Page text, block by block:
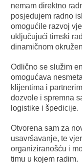
nemam direktno
posjedujem radno
omogućile razvoj
uključujući timski
dinamičnom
Odlično se služim
omogućava
klijentima i
dozvole i spremna
logistike i špedicije.
Otvorena sam za
usavršavanje, te
organiziranošću i
timu u kojem radim.